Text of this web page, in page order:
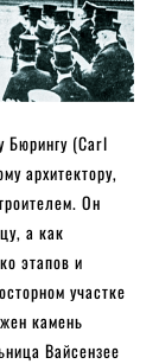
Бюрингу (Carl
архитектору,
Он
а как
этапов и
участке
камень
Вайсензее